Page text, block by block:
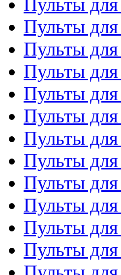
Пульты
Пульты
Пульты
Пульты
Пульты для
Пульты для
Пульты
Пульты
Пульты
Пульты
Пульты для